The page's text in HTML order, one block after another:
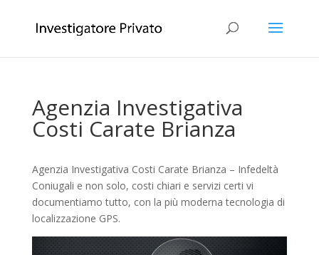
Agenzia Investigativa
Costi Carate Brianza
Agenzia Investigativa Costi Carate Brianza – Infedeltà
Coniugali e non solo, costi chiari e servizi certi vi
documentiamo tutto, con la più moderna tecnologia di
localizzazione GPS.